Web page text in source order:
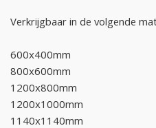
Verkrijgbaar in de volgende
600x400mm
800x600mm
1200x800mm
1200x1000mm
1140x1140mm